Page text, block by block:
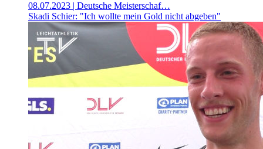
08.07.2023 | Deutsche Meisterschaf…
Skadi Schier: "Ich wollte mein Gold nicht abgeben"